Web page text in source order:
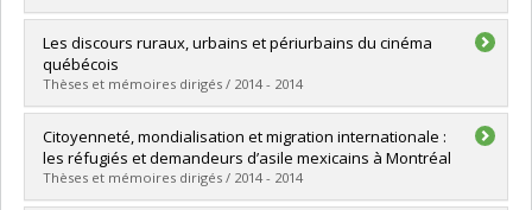
Graduate :Bastos Pedrosa Rodrigues, Julia
Cycle :Master's
Grade :M. Sc.
Lien vers le document dans Papyrus
Les discours ruraux, urbains et périurbains du cinéma
québécois
Thèses et mémoires dirigés / 2014 - 2014
Graduate :Naud, Daniel
Cycle :Doctoral
Grade :Ph. D.
Lien vers le document dans Papyrus
Citoyenneté, mondialisation et migration internationale :
les réfugiés et demandeurs d’asile mexicains à Montréal
Thèses et mémoires dirigés / 2014 - 2014